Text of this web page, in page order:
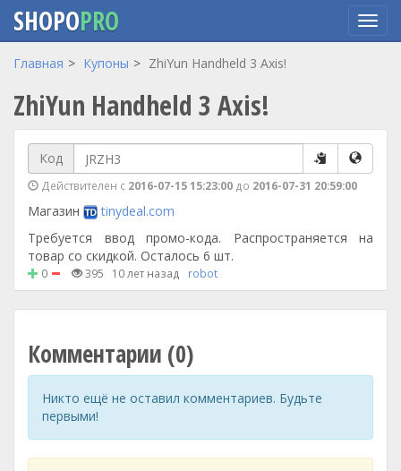
Перейти
основному
содержанию
SHOPOPRO
Главная Купоны ZhiYun Handheld 3 Axis!
ZhiYun Handheld 3 Axis!
Код
Действителен с 2016-07-15 15:23:00 до 2016-07-31 20:59:00
Магазин
tinydeal.com
Требуется ввод промо-кода. Распространяется на
товар со скидкой. Осталось 6 шт.
0 395 10 лет назад robot
Комментарии (0)
Никто ещё не оставил комментариев. Будьте
первыми!